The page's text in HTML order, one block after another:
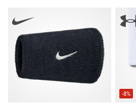
e
Tratamento
Está
sentindo
uma
dor
-8%